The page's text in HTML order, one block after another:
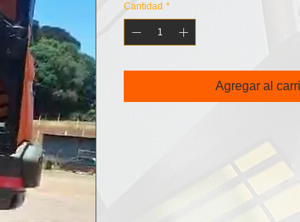
Cantidad *
Agregar al